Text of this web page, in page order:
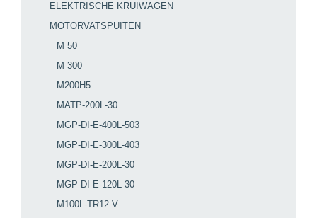
ELEKTRISCHE KRUIWAGEN
MOTORVATSPUITEN
M 50
M 300
M200H5
MATP-200L-30
MGP-DI-E-400L-503
MGP-DI-E-300L-403
MGP-DI-E-200L-30
MGP-DI-E-120L-30
M100L-TR12 V